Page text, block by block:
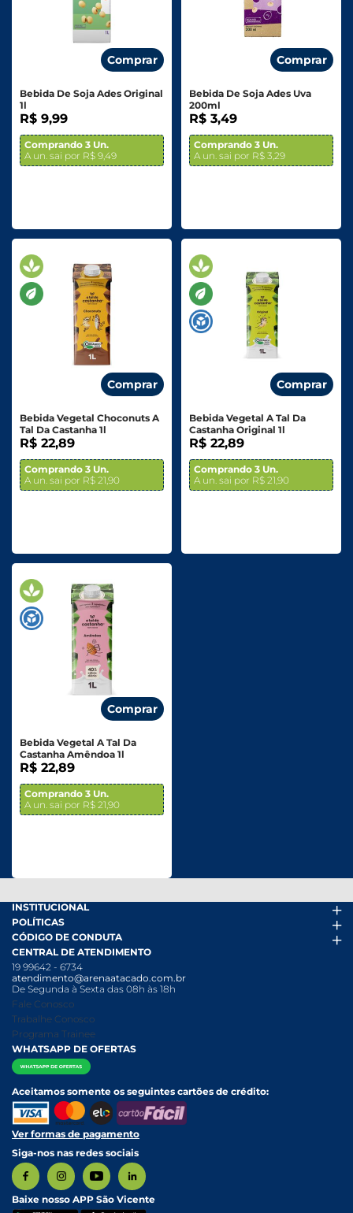
Comprar
Bebida De Soja Ades Original
1l
R$ 9,99
Comprando 3 Un.
A un. sai por R$ 9,49
Comprar
Bebida De Soja Ades Uva
200ml
R$ 3,49
Comprando 3 Un.
A un. sai por R$ 3,29
Comprar
Bebida Vegetal Choconuts A
Tal Da Castanha 1l
R$ 22,89
Comprando 3 Un.
A un. sai por R$ 21,90
Comprar
Bebida Vegetal A Tal Da
Castanha Original 1l
R$ 22,89
Comprando 3 Un.
A un. sai por R$ 21,90
Comprar
Bebida Vegetal A Tal Da
Castanha Amêndoa 1l
R$ 22,89
Comprando 3 Un.
A un. sai por R$ 21,90
INSTITUCIONAL
Arena Mais
Fácil Pra Pagar
Ofertas
Folheto
Nossas Lojas
Nossa História
Relatório Transparência Salarial
POLÍTICAS
Termos de uso
Política de Trocas e Devoluções
Política de Privacidade
Política Anticorrupção
Política de entrega e Retirada
Política de Pagamento
CÓDIGO DE CONDUTA
Código de conduta PDF
Canal de Denúncias
Canal de Denúncias da Mulher
CENTRAL DE ATENDIMENTO
19 99642 - 6734
atendimento@arenaatacado.com.br
De Segunda à Sexta das 08h às 18h
Fale Conosco
Trabalhe Conosco
Programa Trainee
WHATSAPP DE OFERTAS
Aceitamos somente os seguintes cartões de crédito:
Ver formas de pagamento
Siga-nos nas redes sociais
Baixe nosso APP São Vicente